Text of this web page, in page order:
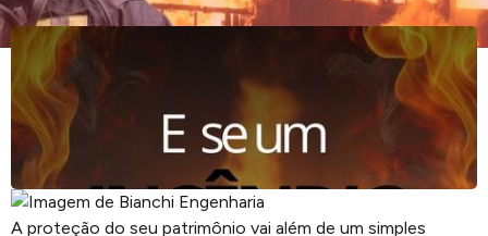
A proteção do seu patrimônio vai além de um simples